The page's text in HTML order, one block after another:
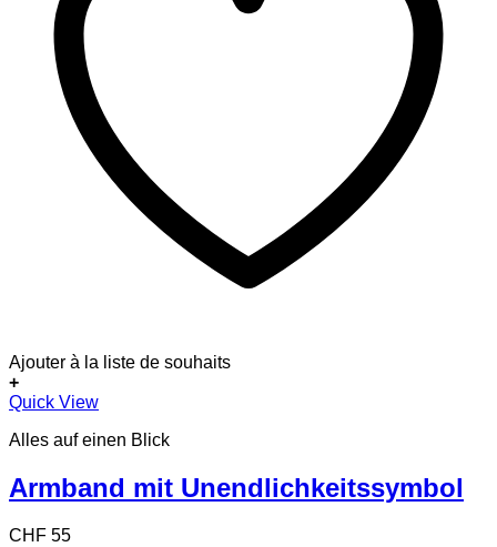
Ajouter à la liste de souhaits
+
Quick View
Alles auf einen Blick
Armband mit Unendlichkeitssymbol
CHF 55